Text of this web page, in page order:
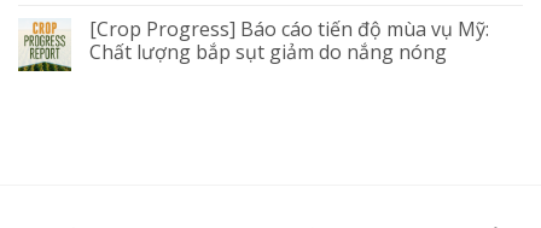
[Crop Progress] Báo cáo tiến độ mùa vụ Mỹ:
Chất lượng bắp sụt giảm do nắng nóng